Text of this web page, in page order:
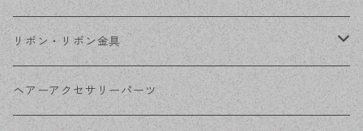
コネクター
その他
ピン類
花座・ビーズキャップ
金属
アクリル・プラ
リボン・リボン金具
リボン
ヘアーアクセサリーパーツ